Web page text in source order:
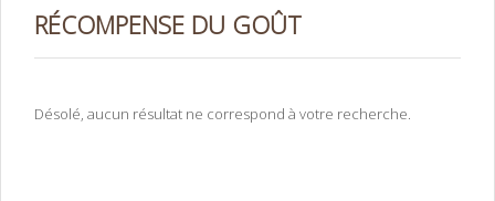
RÉCOMPENSE DU GOÛT
Désolé, aucun résultat ne correspond à votre recherche.